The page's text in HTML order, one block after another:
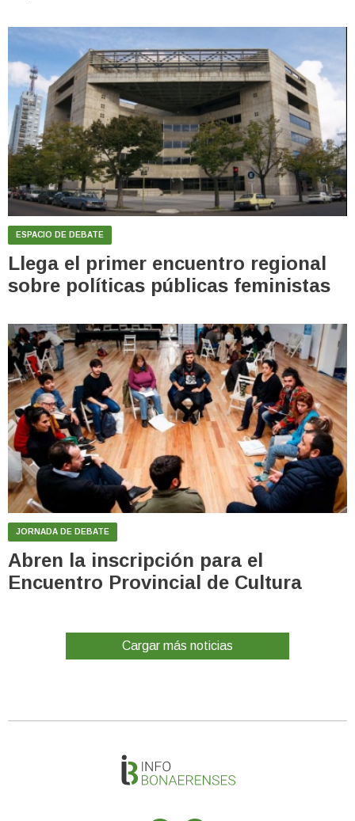
ESPACIO DE DEBATE
Llega el primer encuentro regional
sobre políticas públicas feministas
JORNADA DE DEBATE
Abren la inscripción para el
Encuentro Provincial de Cultura
Cargar más noticias